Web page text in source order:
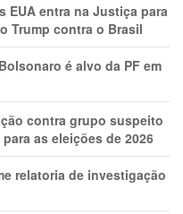
EUA entra na Justiça para
Trump contra o Brasil
é alvo da PF em
contra grupo suspeito
as eleições de 2026
relatoria de investigação